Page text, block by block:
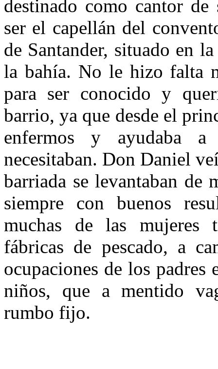
destinado como cantor de
ser el capellán del
de Santander, situado en
la bahía. No le hizo falta
para ser conocido y
barrio, ya que desde el
enfermos y ayudaba
necesitaban. Don Daniel
barriada se levantaban de
siempre con buenos
muchas de las mujeres
fábricas de pescado, a
ocupaciones de los padres
niños, que a mentido
rumbo fijo.